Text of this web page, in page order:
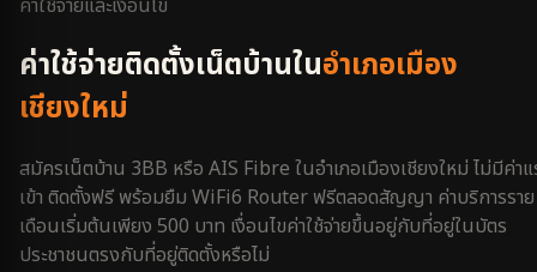
ค่าใช้จ่ายและเงื่อนไข
ค่าใช้จ่ายติดตั้งเน็ตบ้านในอำเภอเมือง
เชียงใหม่
สมัครเน็ตบ้าน 3BB หรือ AIS Fibre ในอำเภอเมืองเชียงใหม่ ไม่มีค่า
เข้า ติดตั้งฟรี พร้อมยืม WiFi6 Router ฟรีตลอดสัญญา ค่าบริการราย
เดือนเริ่มต้นเพียง 500 บาท เงื่อนไขค่าใช้จ่ายขึ้นอยู่กับที่อยู่ในบัตร
ประชาชนตรงกับที่อยู่ติดตั้งหรือไม่